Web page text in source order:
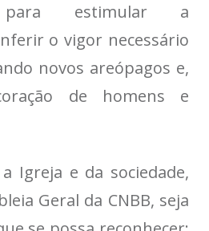
para estimular a
o vigor necessário
novos areópagos e,
de homens e
Igreja e da sociedade,
Geral da CNBB, seja